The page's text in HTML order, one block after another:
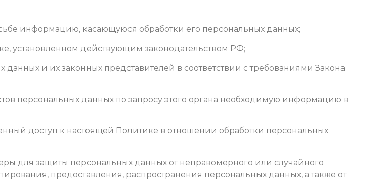
информацию, касающуюся обработки его персональных данных;
установленном действующим законодательством РФ;
и их законных представителей в соответствии с требованиями Закона
персональных данных по запросу этого органа необходимую информацию в
доступ к настоящей Политике в отношении обработки персональных
для защиты персональных данных от неправомерного или случайного
предоставления, распространения персональных данных, а также от